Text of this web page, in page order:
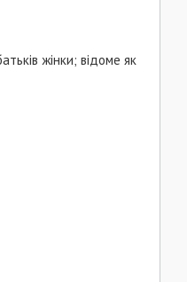
жінки; відоме як